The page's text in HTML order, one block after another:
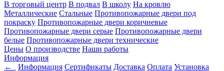
В торговый центр В подвал В школу На кровлю
Металлические Стальные Противопожарные двери под
покраску Противопожарные двери коричневые
Противопожарные двери серые Противопожарные двери
белые Противопожарные двери технические
Цены О производстве Наши работы
Информация
←
Информация Сертификаты Доставка Оплата Установка